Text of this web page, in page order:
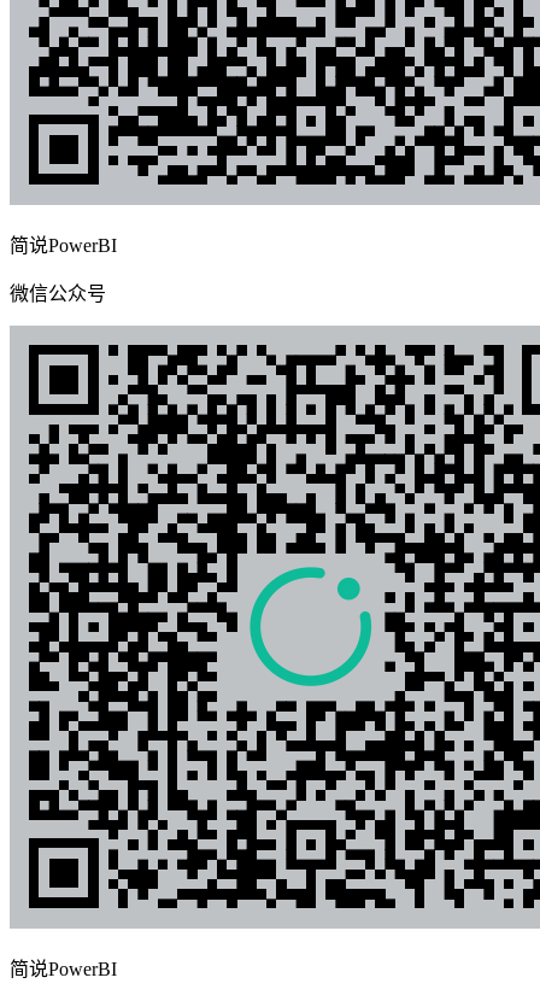
简说PowerBI
微信公众号
简说PowerBI